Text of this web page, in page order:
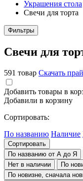
Украшения стола
Свечи для торта
Фильтры
Свечи для
591 товар Скачать
Добавить товары в
Добавили в корзину
Сортировать:
По названию Наличие
Сортировать
По названию от А до Я
Нет в наличии
По
По новизне, сначала